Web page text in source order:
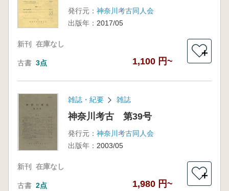
発行元： 神奈川考古同人会
出版年： 2017/05
新刊 在庫なし
古書 3点 1,100 円~
＋
雑誌・紀要 雑誌
神奈川考古 第39号
発行元： 神奈川考古同人会
出版年： 2003/05
新刊 在庫なし
古書 2点 1,980 円~
＋